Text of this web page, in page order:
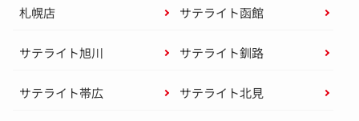
札幌店 サテライト函館
サテライト旭川 サテライト釧路
サテライト帯広 サテライト北見